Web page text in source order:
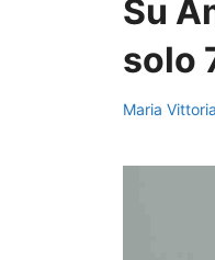
Su
solo
Maria